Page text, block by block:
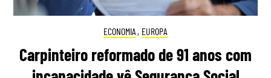
ECONOMIA , EUROPA
Carpinteiro reformado de 91 anos com